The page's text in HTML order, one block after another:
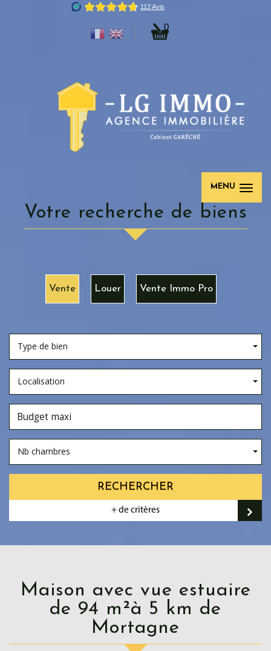
0
MENU
votre recherche de biens
Vente Louer Vente Immo Pro
Type de bien
Localisation
Nb chambres
RECHERCHER
+ de critères
Maison avec vue estuaire
de 94 m²à 5 km de
Mortagne